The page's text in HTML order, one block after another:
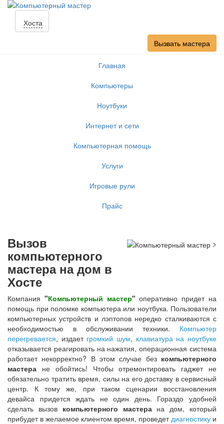
Хоста
Вызвать мастера
Главная
Компьютеры
Ноутбуки
Интернет и сети
Компьютерная помощь
Услуги
Игровые рули
Прайс
>
Вызов
компьютерного
мастера на дом в
Хосте
Компания "Компьютерный мастер" оперативно придет на
помощь при поломке компьютера или ноутбука. Пользователи
компьютерных устройств и лэптопов нередко сталкиваются с
необходимостью в обслуживании техники. Компьютер
перегревается, издает громкий шум, клавиатура на ноутбуке
отказывается реагировать на нажатия, операционная система
работает некорректно? В этом случае без компьютерного
мастера не обойтись! Чтобы отремонтировать гаджет не
обязательно тратить время, силы на его доставку в сервисный
центр. К тому же, при таком сценарии восстановления
девайса придется ждать не один день. Гораздо удобней
сделать вызов компьютерного мастерана дом, который
прибудет в желаемое клиентом время, проведетдиагностику и